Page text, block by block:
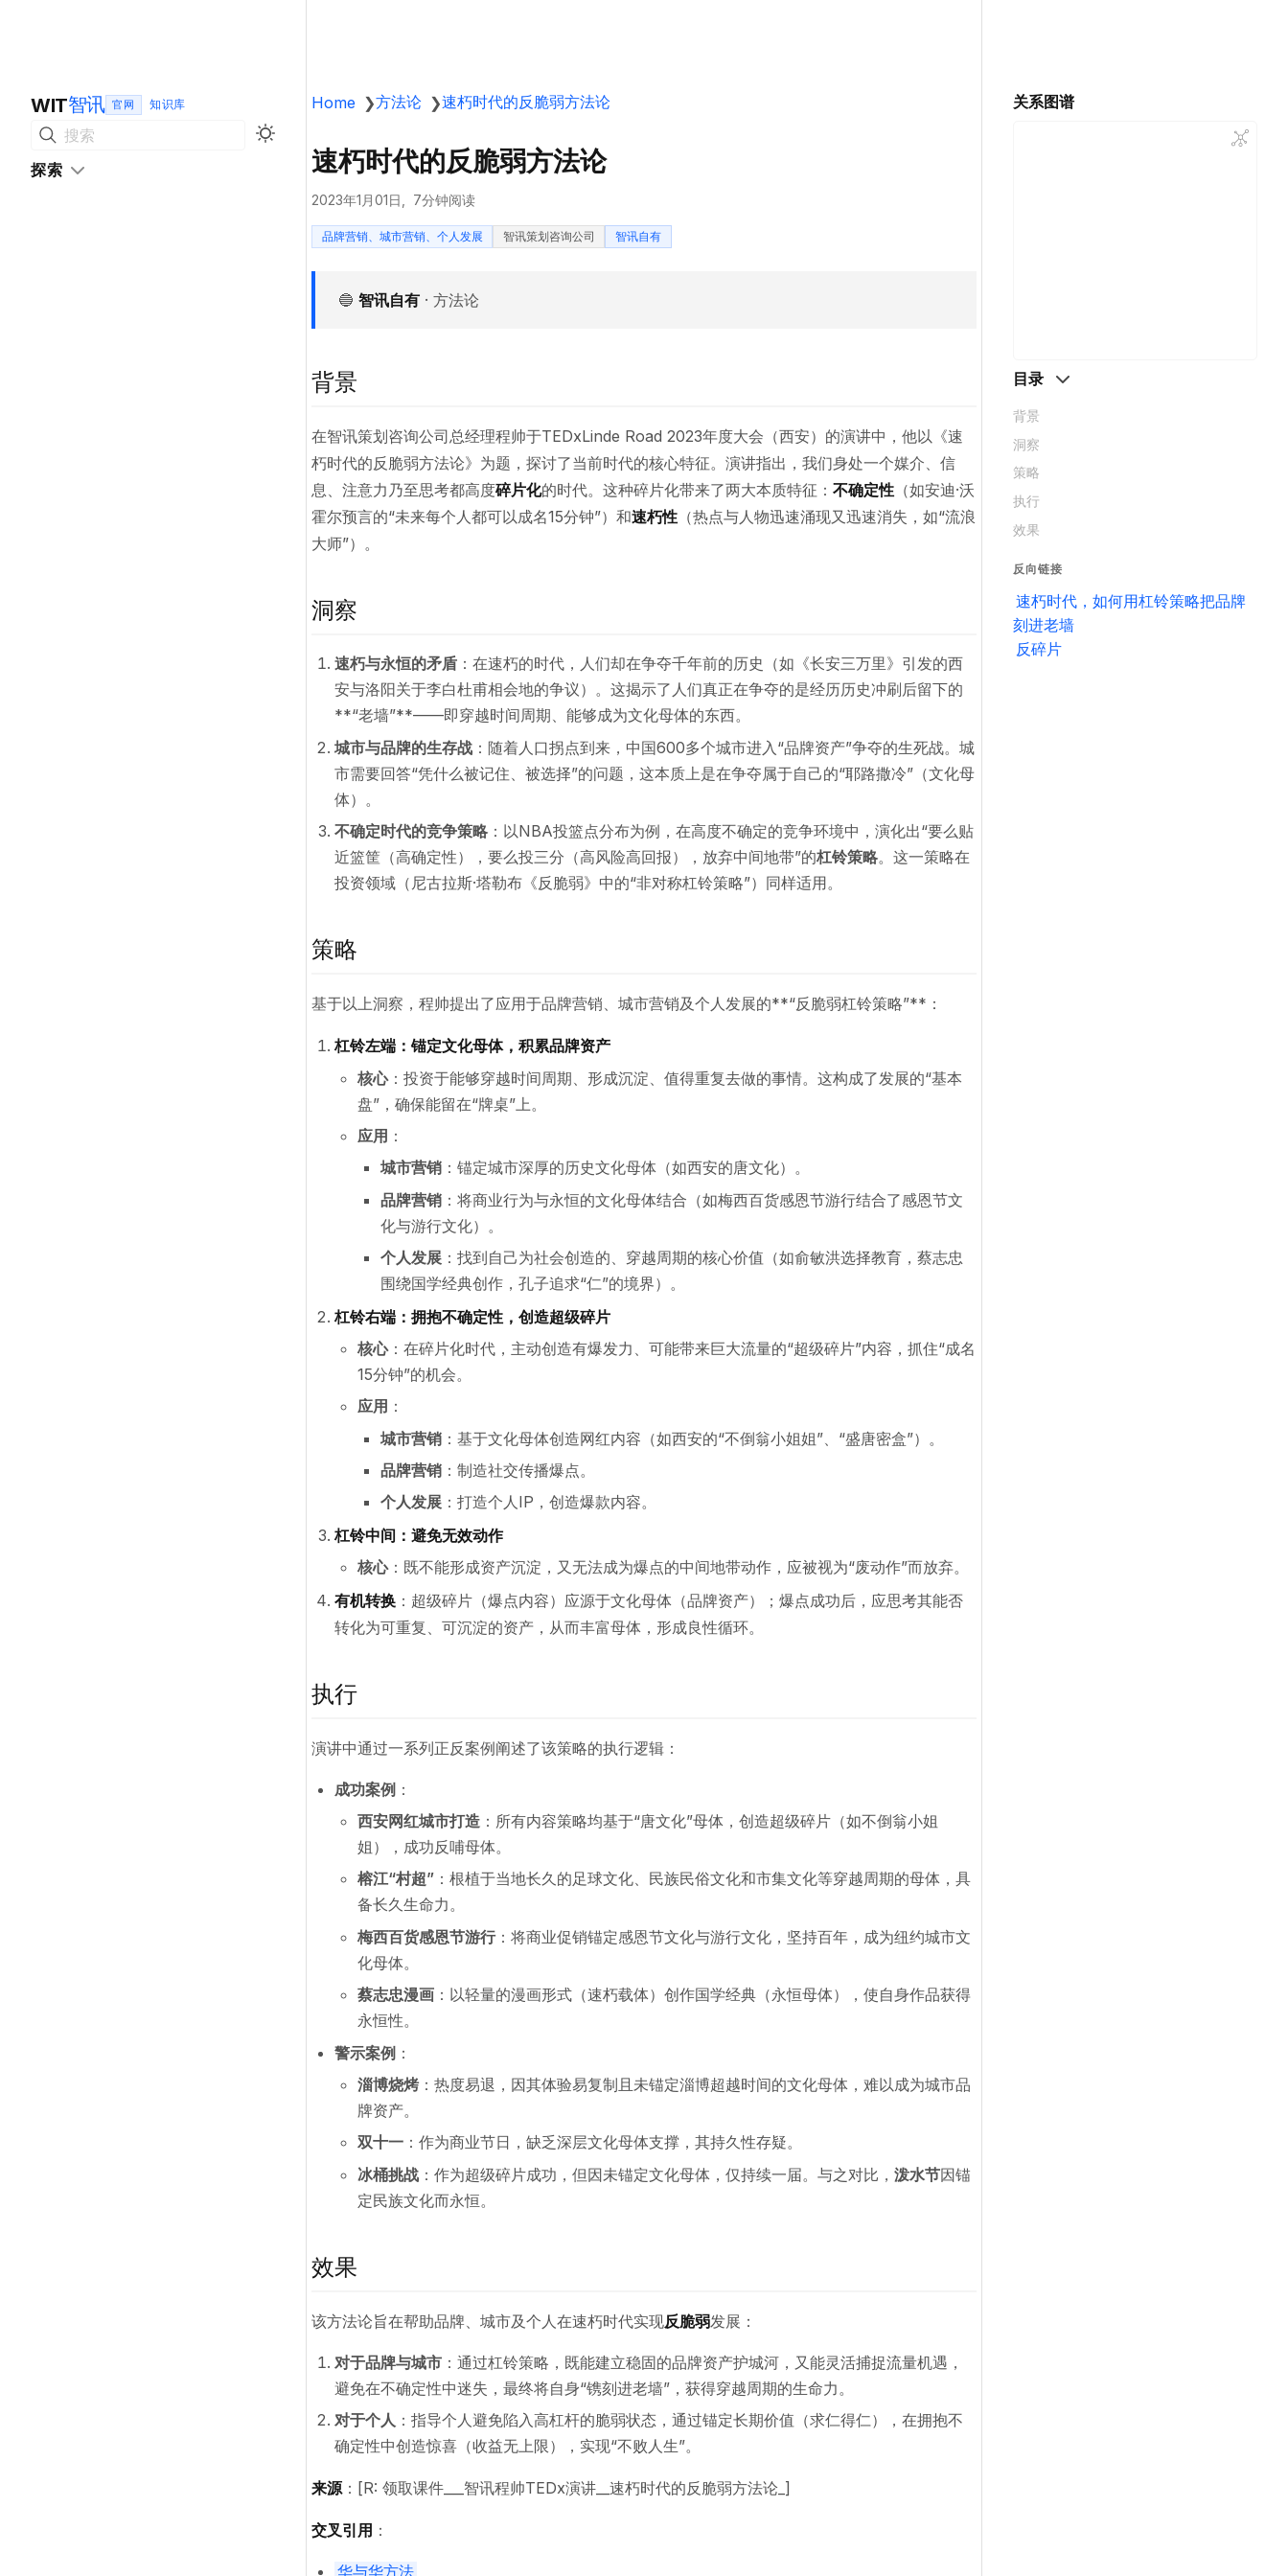
WIT智讯 官网
搜索
探索
Home ❯方法论 ❯速朽时代的反脆弱方法论
速朽时代的反脆弱方法论
2023年1月01日 7分钟阅读
品牌营销、城市营销、个人发展 智讯策划咨询公司 智讯自有
🔵 智讯自有 · 方法论
背景
在智讯策划咨询公司总经理程帅于TEDxLinde Road 2023年度大会（西安）的演讲中，他以《速
朽时代的反脆弱方法论》为题，探讨了当前时代的核心特征。演讲指出，我们身处一个媒介、信
息、注意力乃至思考都高度碎片化的时代。这种碎片化带来了两大本质特征： 不确定性 （如安迪·沃
霍尔预言的“未来每个人都可以成名15分钟”）和速朽性 （热点与人物迅速涌现又迅速消失，如“流浪
大师”）。
洞察
速朽与永恒的矛盾 ：在速朽的时代，人们却在争夺千年前的历史（如《长安三万里》引发的西
安与洛阳关于李白杜甫相会地的争议）。这揭示了人们真正在争夺的是经历历史冲刷后留下的
**“老墙”**——即穿越时间周期、能够成为文化母体的东西。
城市与品牌的生存战 ：随着人口拐点到来，中国600多个城市进入“品牌资产”争夺的生死战。城
市需要回答“凭什么被记住、被选择”的问题，这本质上是在争夺属于自己的“耶路撒冷”（文化母
体）。
不确定时代的竞争策略 ：以NBA投篮点分布为例，在高度不确定的竞争环境中，演化出“要么贴
近篮筐（高确定性），要么投三分（高风险高回报），放弃中间地带”的杠铃策略。这一策略在
投资领域（尼古拉斯·塔勒布《反脆弱》中的“非对称杠铃策略”）同样适用。
策略
基于以上洞察，程帅提出了应用于品牌营销、城市营销及个人发展的**“反脆弱杠铃策略”**：
杠铃左端：锚定文化母体，积累品牌资产
核心：投资于能够穿越时间周期、形成沉淀、值得重复去做的事情。这构成了发展的“基本
盘”，确保能留在“牌桌”上。
应用 ：
城市营销 ：锚定城市深厚的历史文化母体（如西安的唐文化）。
品牌营销 ：将商业行为与永恒的文化母体结合（如梅西百货感恩节游行结合了感恩节文
化与游行文化）。
个人发展 ：找到自己为社会创造的、穿越周期的核心价值（如俞敏洪选择教育，蔡志忠
围绕国学经典创作，孔子追求“仁”的境界）。
杠铃右端：拥抱不确定性，创造超级碎片
核心：在碎片化时代，主动创造有爆发力、可能带来巨大流量的“超级碎片”内容，抓住“成名
15分钟”的机会。
应用 ：
城市营销 ：基于文化母体创造网红内容（如西安的“不倒翁小姐姐”、“盛唐密盒”）。
品牌营销 ：制造社交传播爆点。
个人发展 ：打造个人IP，创造爆款内容。
杠铃中间：避免无效动作
核心：既不能形成资产沉淀，又无法成为爆点的中间地带动作，应被视为“废动作”而放弃。
有机转换 ：超级碎片（爆点内容）应源于文化母体（品牌资产）；爆点成功后，应思考其能否
转化为可重复、可沉淀的资产，从而丰富母体，形成良性循环。
执行
演讲中通过一系列正反案例阐述了该策略的执行逻辑：
成功案例 ：
西安网红城市打造 ：所有内容策略均基于“唐文化”母体，创造超级碎片（如不倒翁小姐
姐），成功反哺母体。
榕江“村超” ：根植于当地长久的足球文化、民族民俗文化和市集文化等穿越周期的母体，具
备长久生命力。
梅西百货感恩节游行：将商业促销锚定感恩节文化与游行文化，坚持百年，成为纽约城市文
化母体。
蔡志忠漫画 ：以轻量的漫画形式（速朽载体）创作国学经典（永恒母体），使自身作品获得
永恒性。
警示案例 ：
淄博烧烤：热度易退，因其体验易复制且未锚定淄博超越时间的文化母体，难以成为城市品
牌资产。
双十一 ：作为商业节日，缺乏深层文化母体支撑，其持久性存疑。
冰桶挑战 ：作为超级碎片成功，但因未锚定文化母体，仅持续一届。与之对比， 泼水节因锚
定民族文化而永恒。
效果
该方法论旨在帮助品牌、城市及个人在速朽时代实现反脆弱发展：
对于品牌与城市 ：通过杠铃策略，既能建立稳固的品牌资产护城河，又能灵活捕捉流量机遇，
避免在不确定性中迷失，最终将自身“镌刻进老墙”，获得穿越周期的生命力。
对于个人 ：指导个人避免陷入高杠杆的脆弱状态，通过锚定长期价值（求仁得仁），在拥抱不
确定性中创造惊喜（收益无上限），实现“不败人生”。
来源：[R: 领取课件___智讯程帅TEDx演讲__速朽时代的反脆弱方法论_]
交叉引用 ：
华与华方法
关系图谱
目录
背景
洞察
策略
执行
效果
反向链接
速朽时代，如何用杠铃策略把品牌
刻进老墙
反碎片